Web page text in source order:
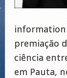
information
premiação
ciência
em Pauta,